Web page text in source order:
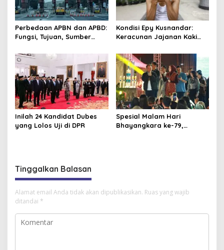
Perbedaan APBN dan APBD:
Fungsi, Tujuan, Sumber
Kondisi Epy Kusnandar:
Keracunan Jajanan Kaki
dan Diare Parah
Inilah 24 Kandidat Dubes
yang Lolos Uji di DPR
Spesial Malam Hari
Bhayangkara ke-79,
Tinggalkan Balasan
Alamat email Anda tidak akan dipublikasikan. Ruas yang wajib
ditandai *